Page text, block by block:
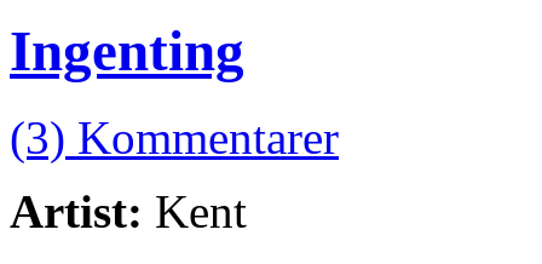
Ingenting
(3) Kommentarer
Artist: Kent